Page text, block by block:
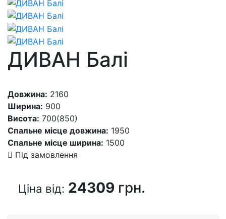
ДИВАН Балі
Довжина: 2160
Ширина: 900
Висота: 700(850)
Спальне місце довжина: 1950
Спальне місце ширина: 1500
Під замовлення
Цiна вiд: 24309 грн.